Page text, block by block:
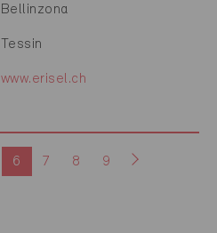
Bellinzona
Tessin
www.erisel.ch
6 7 8 9